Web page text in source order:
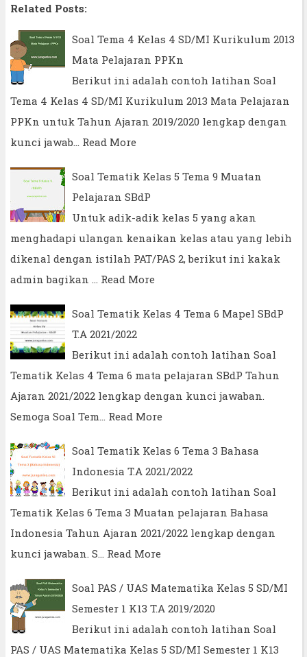
Related Posts:
Soal Tema 4 Kelas 4 SD/MI Kurikulum 2013
Mata Pelajaran PPKn
Berikut ini adalah contoh latihan Soal
Tema 4 Kelas 4 SD/MI Kurikulum 2013 Mata Pelajaran
PPKn untuk Tahun Ajaran 2019/2020 lengkap dengan
kunci jawab…
Read More
Soal Tematik Kelas 5 Tema 9 Muatan
Pelajaran SBdP
Untuk adik-adik kelas 5 yang akan
menghadapi ulangan kenaikan kelas atau yang lebih
dikenal dengan istilah PAT/PAS 2, berikut ini kakak
admin bagikan …
Read More
Soal Tematik Kelas 4 Tema 6 Mapel SBdP
T.A 2021/2022
Berikut ini adalah contoh latihan Soal
Tematik Kelas 4 Tema 6 mata pelajaran SBdP Tahun
Ajaran 2021/2022 lengkap dengan kunci jawaban.
Semoga Soal Tem…
Read More
Soal Tematik Kelas 6 Tema 3 Bahasa
Indonesia T.A 2021/2022
Berikut ini adalah contoh latihan Soal
Tematik Kelas 6 Tema 3 Muatan pelajaran Bahasa
Indonesia Tahun Ajaran 2021/2022 lengkap dengan
kunci jawaban. S…
Read More
Soal PAS / UAS Matematika Kelas 5 SD/MI
Semester 1 K13 T.A 2019/2020
Berikut ini adalah contoh latihan Soal
PAS / UAS Matematika Kelas 5 SD/MI Semester 1 K13